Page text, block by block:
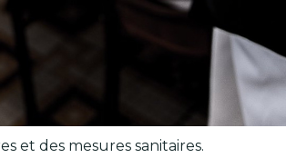
et des mesures sanitaires.